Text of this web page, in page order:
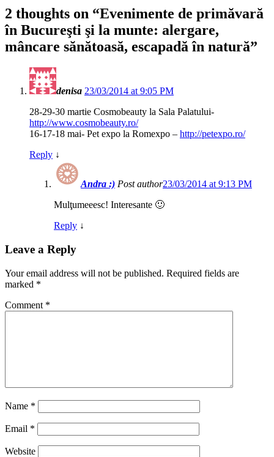
2 thoughts on “Evenimente de primăvară
în Bucureşti şi la munte: alergare,
mâncare sănătoasă, escapadă în natură”
denisa 23/03/2014 at 9:05 PM
28-29-30 martie Cosmobeauty la Sala Palatului-
http://www.cosmobeauty.ro/
16-17-18 mai- Pet expo la Romexpo – http://petexpo.ro/
Reply ↓
Andra :) Post author23/03/2014 at 9:13 PM
Mulţumeeesc! Interesante 🙂
Reply ↓
Leave a Reply
Your email address will not be published. Required fields are
marked *
Comment *
Name *
Email *
Website